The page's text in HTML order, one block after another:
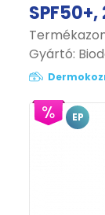
Gyártó:
EP